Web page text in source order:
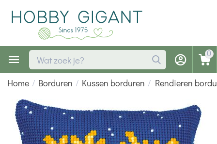
0
Home / Borduren / Kussen borduren / Rendieren